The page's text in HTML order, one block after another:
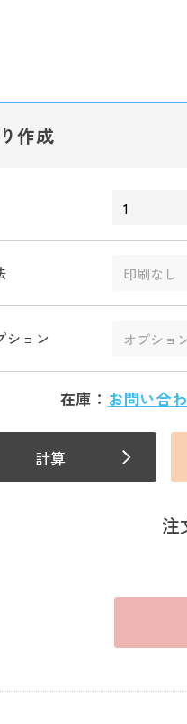
作成
ション
在庫： お問い合
計算
注